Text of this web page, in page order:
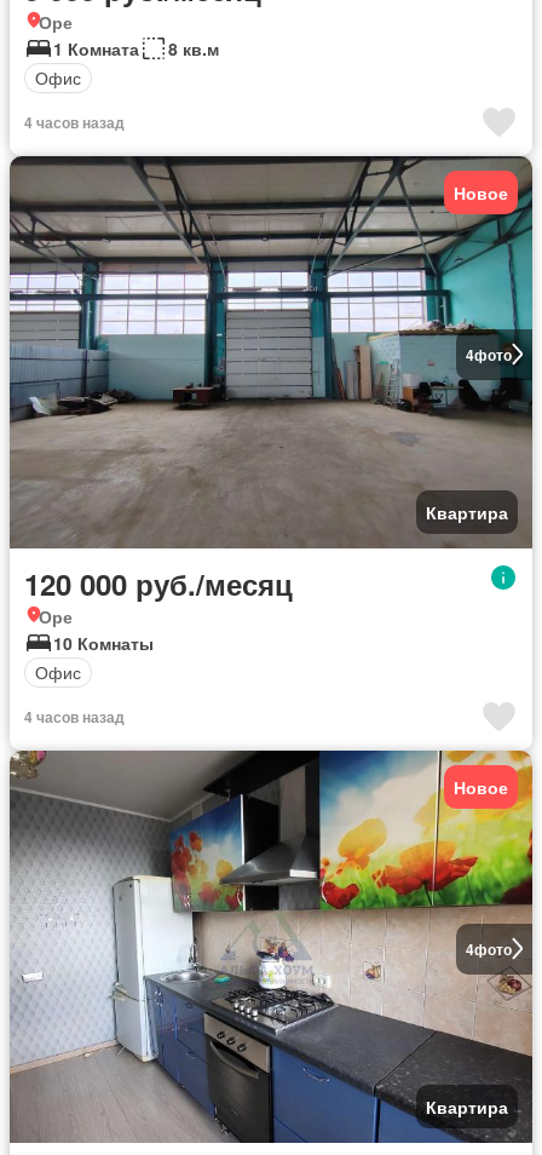
Оре
1 Комната
8 кв.м
Офис
4 часов назад
4фото
Новое
Квартира
120 000 руб./месяц
Оре
10 Комнаты
Офис
4 часов назад
4фото
Новое
Квартира